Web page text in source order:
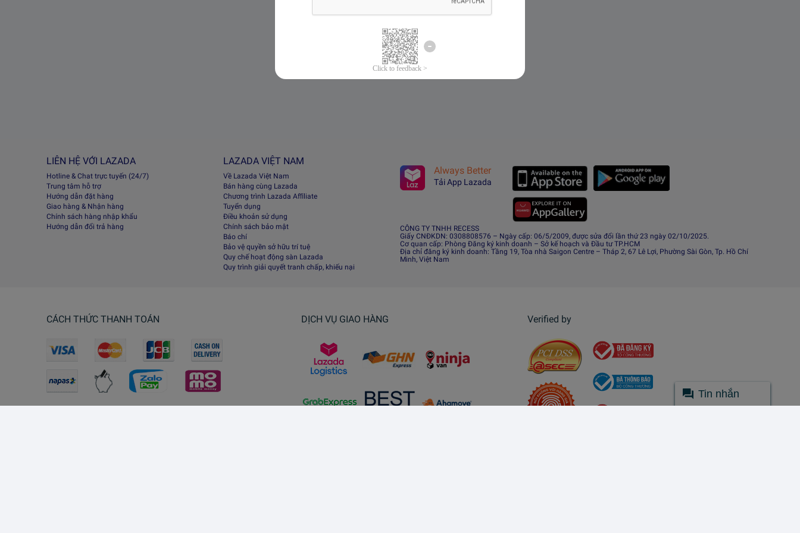
LIÊN HỆ VỚI LAZADA
Hotline & Chat trực tuyến (24/7)
Trung tâm hỗ trợ
Hướng dẫn đặt hàng
Giao hàng & Nhận hàng
Chính sách hàng nhập khẩu
Hướng dẫn đổi trả hàng
LAZADA VIỆT NAM
Về Lazada Việt Nam
Bán hàng cùng Lazada
Chương trình Lazada Afﬁliate
Tuyển dụng
Điều khoản sử dụng
Chính sách bảo mật
Báo chí
Bảo vệ quyền sở hữu trí tuệ
Quy chế hoạt động sàn Lazada
Quy trình giải quyết tranh chấp, khiếu nại
Always Better
Tải App Lazada
CÔNG TY TNHH RECESS
Giấy CNĐKDN: 0308808576 – Ngày cấp: 06/5/2009, được sửa đổi lần thứ 23 ngày 02/10/2025.
Cơ quan cấp: Phòng Đăng ký kinh doanh – Sở kế hoạch và Đầu tư TP.HCM
Địa chỉ đăng ký kinh doanh: Tầng 19, Tòa nhà Saigon Centre – Tháp 2, 67 Lê Lợi, Phường Sài Gòn, Tp. Hồ Chí
Minh, Việt Nam
CÁCH THỨC THANH TOÁN DỊCH VỤ GIAO HÀNG Verified by
Tin nhắn